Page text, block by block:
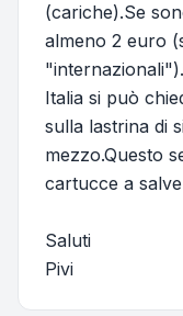
(cariche).Se
almeno 2 euro
Italia si può
sulla lastrina di
mezzo.Questo
cartucce a salve
Saluti
Pivi